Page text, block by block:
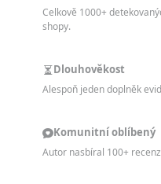
Celkově 1000+
shopy.
Dlouhověkost
Alespoň jeden doplněk
Komunitní oblíbený
Autor nasbíral 100+